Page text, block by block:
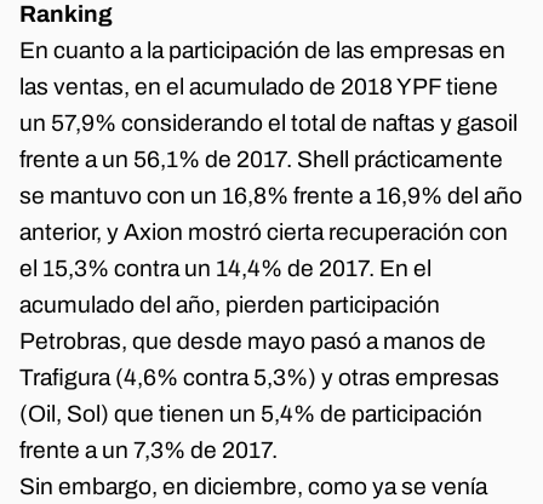
Ranking
En cuanto a la participación de las empresas en
las ventas, en el acumulado de 2018 YPF tiene
un 57,9% considerando el total de naftas y gasoil
frente a un 56,1% de 2017. Shell prácticamente
se mantuvo con un 16,8% frente a 16,9% del año
anterior, y Axion mostró cierta recuperación con
el 15,3% contra un 14,4% de 2017. En el
acumulado del año, pierden participación
Petrobras, que desde mayo pasó a manos de
Trafigura (4,6% contra 5,3%) y otras empresas
(Oil, Sol) que tienen un 5,4% de participación
frente a un 7,3% de 2017.
Sin embargo, en diciembre, como ya se venía